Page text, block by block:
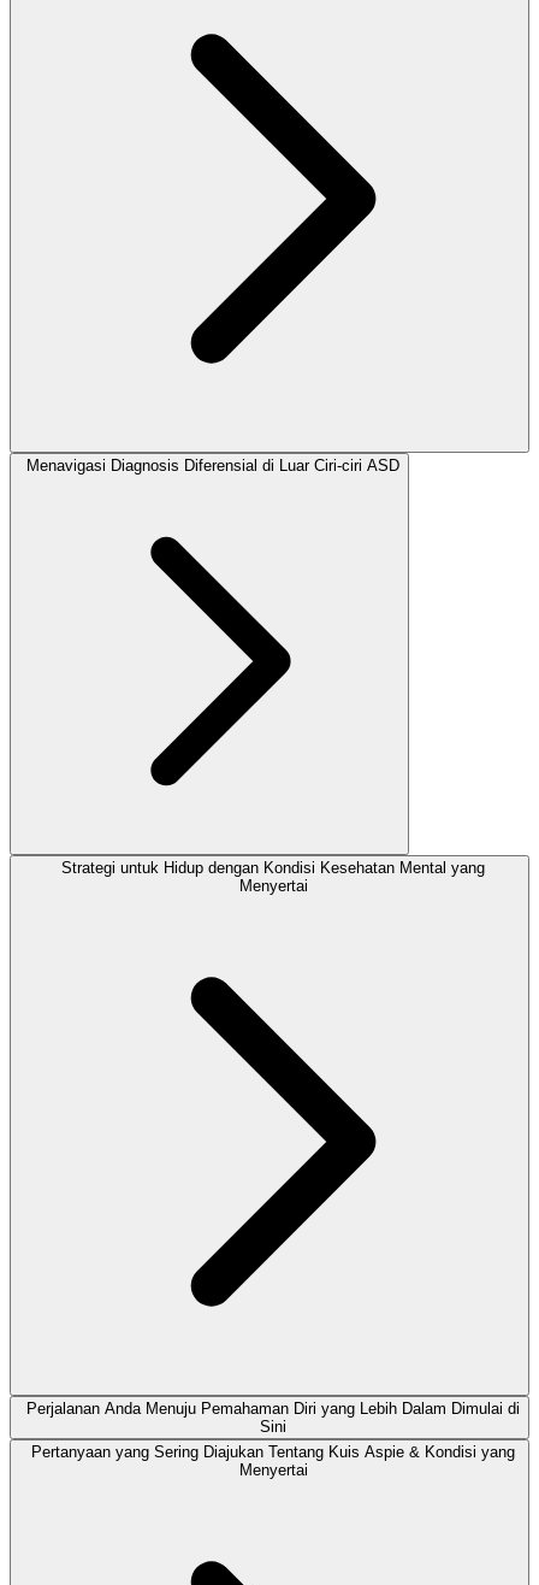
Menavigasi Diagnosis Diferensial di Luar Ciri-ciri ASD
Strategi untuk Hidup dengan Kondisi Kesehatan Mental yang
Menyertai
Perjalanan Anda Menuju Pemahaman Diri yang Lebih Dalam Dimulai di
Sini
Pertanyaan yang Sering Diajukan Tentang Kuis Aspie & Kondisi yang
Menyertai